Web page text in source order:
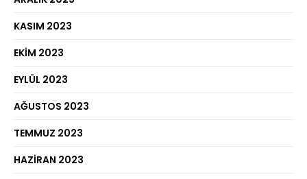
KASIM 2023
EKIM 2023
EYLÜL 2023
AĞUSTOS 2023
TEMMUZ 2023
HAZIRAN 2023